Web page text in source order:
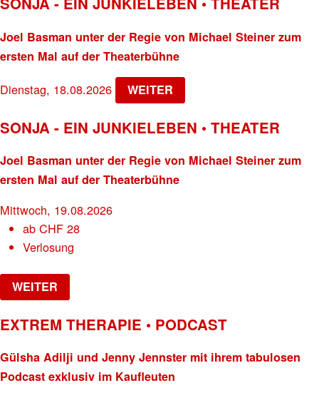
Joel Basman unter der Regie von Michael Steiner zum
ersten Mal auf der Theaterbühne
Dienstag, 18.08.2026 WEITER
SONJA - EIN JUNKIELEBEN • THEATER
Joel Basman unter der Regie von Michael Steiner zum
ersten Mal auf der Theaterbühne
Mittwoch, 19.08.2026
abCHF 28
Verlosung
WEITER
EXTREM THERAPIE • PODCAST
Gülsha Adilji und Jenny Jennster mit ihrem tabulosen
Podcast exklusiv im Kaufleuten